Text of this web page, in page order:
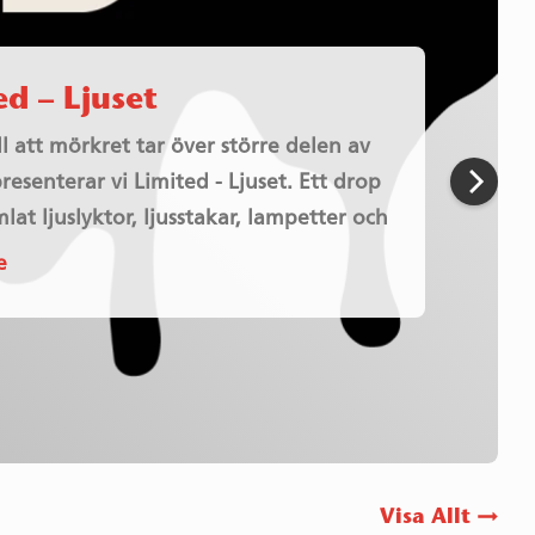
– Ljuset
att mörkret tar över större delen av
vi Limited - Ljuset. Ett drop
ljuslyktor, ljusstakar, lampetter och
Limited
Limited
Limited
NEXT
Visa Allt